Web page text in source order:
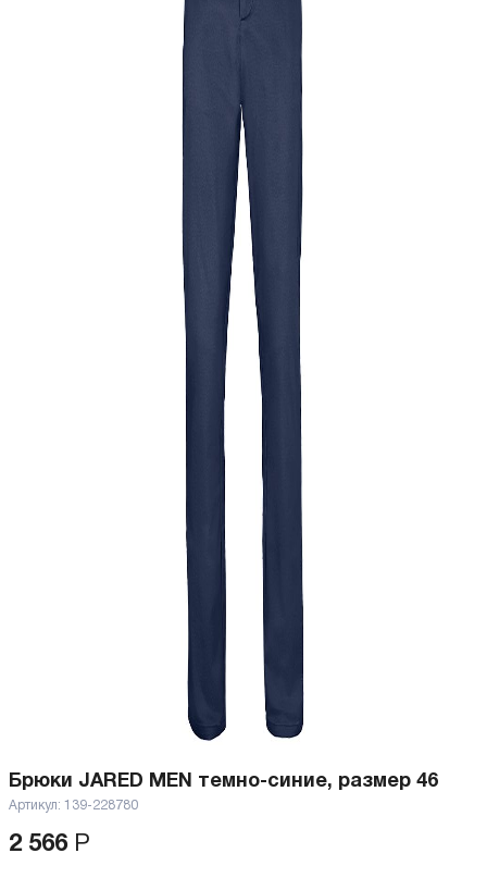
Брюки JARED MEN темно-синие, размер 46
Артикул: 139-228780
2 566 Р